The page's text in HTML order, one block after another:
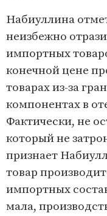
Набиуллина
неизбежно
импортных
конечной цене
товарах из-за
компонентах в
Фактически, не
который не
признает
товар
импортных
мала,